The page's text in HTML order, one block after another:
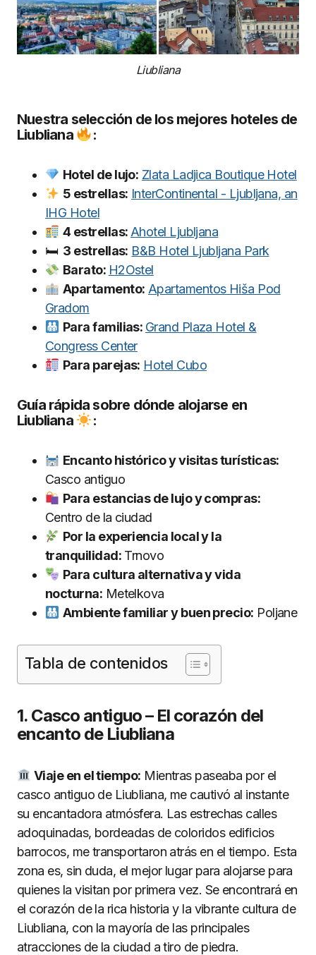
Liubliana
Nuestra selección de los mejores hoteles de
Liubliana
:
Hotel de lujo: Zlata Ladjica Boutique Hotel
5 estrellas: InterContinental - Ljubljana, an
IHG Hotel
4 estrellas: Ahotel Ljubljana
🛏3 estrellas: B&B Hotel Ljubljana Park
Barato: H2Ostel
Apartamento: Apartamentos Hiša Pod
Gradom
Para familias: Grand Plaza Hotel &
Congress Center
Para parejas: Hotel Cubo
Guía rápida sobre dónde alojarse en
Liubliana
:
Encanto histórico y visitas turísticas:
Casco antiguo
Para estancias de lujo y compras:
Centro de la ciudad
Por la experiencia local y la
tranquilidad:Trnovo
Para cultura alternativa y vida
nocturna: Metelkova
Ambiente familiar y buen precio: Poljane
Tabla de contenidos
1. Casco antiguo – El corazón del
encanto de Liubliana
Viaje en el tiempo: Mientras paseaba por el
casco antiguo de Liubliana, me cautivó al instante
su encantadora atmósfera. Las estrechas calles
adoquinadas, bordeadas de coloridos edificios
barrocos, me transportaron atrás en el tiempo. Esta
zona es, sin duda, el mejor lugar para alojarse para
quienes la visitan por primera vez. Se encontrará en
el corazón de la rica historia y la vibrante cultura de
Liubliana, con la mayoría de las principales
atracciones de la ciudad a tiro de piedra.